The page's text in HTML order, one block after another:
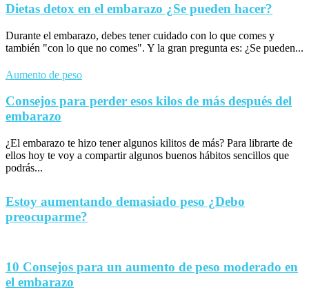
Dietas detox en el embarazo ¿Se pueden hacer?
Durante el embarazo, debes tener cuidado con lo que comes y
también "con lo que no comes". Y la gran pregunta es: ¿Se pueden...
Aumento de peso
Consejos para perder esos kilos de más después del
embarazo
¿El embarazo te hizo tener algunos kilitos de más? Para librarte de
ellos hoy te voy a compartir algunos buenos hábitos sencillos que
podrás...
Estoy aumentando demasiado peso ¿Debo
preocuparme?
10 Consejos para un aumento de peso moderado en
el embarazo